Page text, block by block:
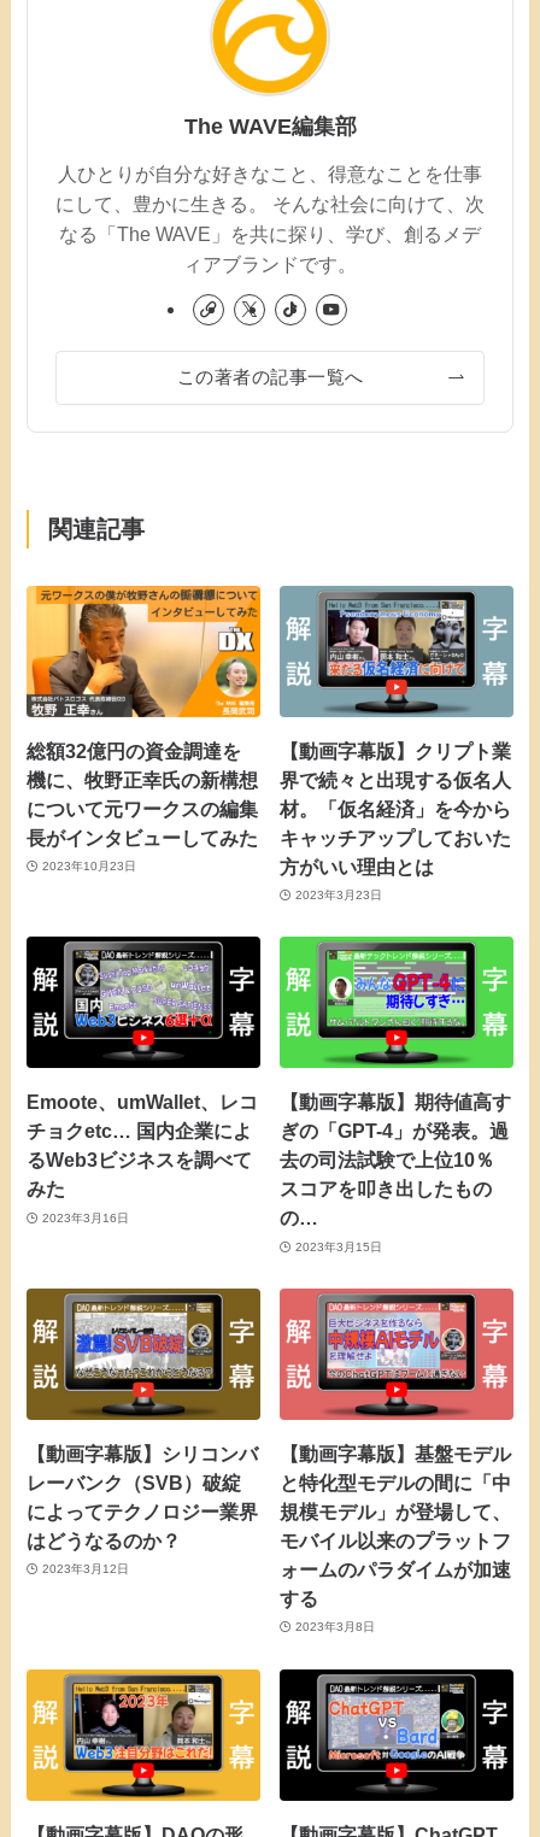
The WAVE編集部
人ひとりが自分な好きなこと、得意なことを仕事
にして、豊かに生きる。 そんな社会に向けて、次
なる「The WAVE」を共に探り、学び、創るメデ
ィアブランドです。
この著者の記事一覧へ
関連記事
総額32億円の資金調達を
機に、牧野正幸氏の新構想
について元ワークスの編集
長がインタビューしてみた
2023年10月23日
【動画字幕版】クリプト業
界で続々と出現する仮名人
材。「仮名経済」を今から
キャッチアップしておいた
方がいい理由とは
2023年3月23日
Emoote、umWallet、レコ
チョクetc… 国内企業によ
るWeb3ビジネスを調べて
みた
2023年3月16日
【動画字幕版】期待値高す
ぎの「GPT-4」が発表。過
去の司法試験で上位10％
スコアを叩き出したもの
の…
2023年3月15日
【動画字幕版】シリコンバ
レーバンク（SVB）破綻
によってテクノロジー業界
はどうなるのか？
2023年3月12日
【動画字幕版】基盤モデル
と特化型モデルの間に「中
規模モデル」が登場して、
モバイル以来のプラットフ
ォームのパラダイムが加速
する
2023年3月8日